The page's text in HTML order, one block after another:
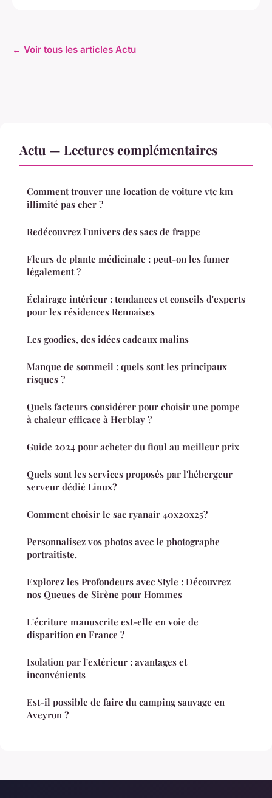
← Voir tous les articles Actu
Actu — Lectures complémentaires
Comment trouver une location de voiture vtc km
illimité pas cher ?
Redécouvrez l'univers des sacs de frappe
Fleurs de plante médicinale : peut-on les fumer
légalement ?
Éclairage intérieur : tendances et conseils d'experts
pour les résidences Rennaises
Les goodies, des idées cadeaux malins
Manque de sommeil : quels sont les principaux
risques ?
Quels facteurs considérer pour choisir une pompe
à chaleur efficace à Herblay ?
Guide 2024 pour acheter du fioul au meilleur prix
Quels sont les services proposés par l'hébergeur
serveur dédié Linux?
Comment choisir le sac ryanair 40x20x25?
Personnalisez vos photos avec le photographe
portraitiste.
Explorez les Profondeurs avec Style : Découvrez
nos Queues de Sirène pour Hommes
L'écriture manuscrite est-elle en voie de
disparition en France ?
Isolation par l'extérieur : avantages et
inconvénients
Est-il possible de faire du camping sauvage en
Aveyron ?